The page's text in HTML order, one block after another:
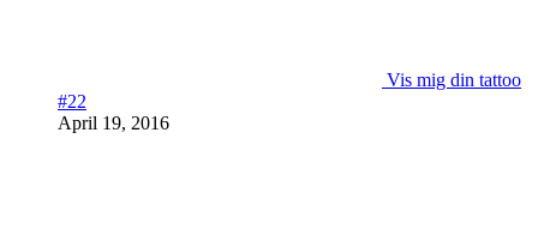
Vis mig din tattoo
#22
April 19, 2016